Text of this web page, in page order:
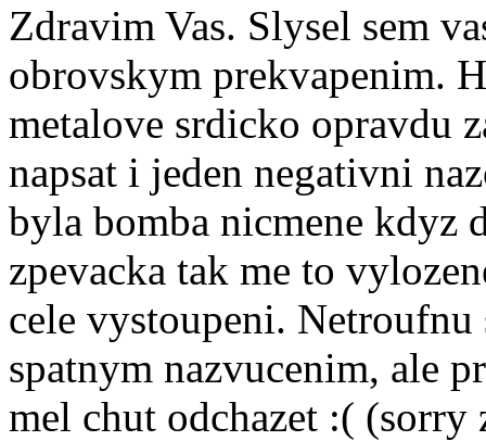
Zdravim Vas. Slysel sem
obrovskym prekvapenim.
metalove srdicko opravdu
napsat i jeden negativni
byla bomba nicmene kdyz
zpevacka tak me to
cele vystoupeni.
spatnym nazvucenim, ale
mel chut odchazet :( (sorry